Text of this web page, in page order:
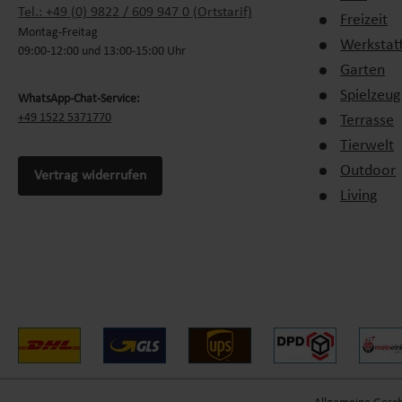
Geschütztes Klima: Schützen Sie Ihre Pflanzen vor Regen
Verlängern Sie die Anbausaison und
Kompakte Modelle eignen sich auch für kleine
Einfach zu montieren:
Warum Tomatengewächshäuser von
Tomatengewächshäuser von Lemodo überzeugen durch ihre
für Ihren Garten.
Tel.: +49 (0) 9822 / 609 947 0 (Ortstarif)
Montag-Freitag
09:00-12:00 und 13:00-15:00 Uhr
WhatsApp-Chat-Service:
+49 1522 5371770
Vertrag widerrufen
Freizeit
Garten
Spielzeug
Terrasse
Tierwelt
Outdoor
Living